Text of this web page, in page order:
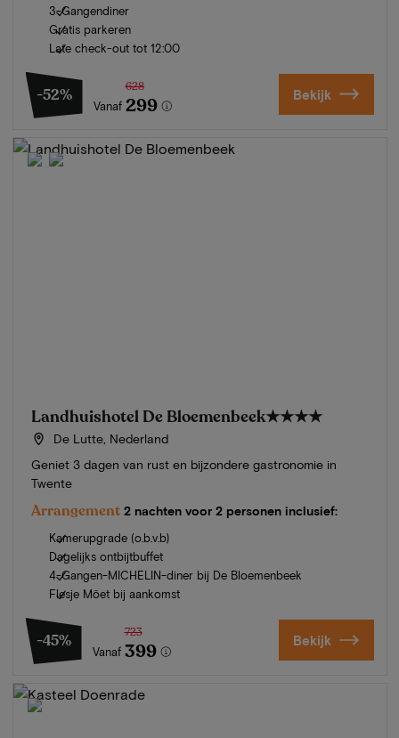
3-Gangendiner
Gratis parkeren
Late check-out tot 12:00
-52%
Vanaf
628
299 Bekijk
Landhuishotel De Bloemenbeek★★★★
De Lutte, Nederland
Geniet 3 dagen van rust en bijzondere gastronomie in
Twente
Arrangement 2 nachten voor 2 personen inclusief:
Kamerupgrade (o.b.v.b)
Dagelijks ontbijtbuffet
4-Gangen-MICHELIN-diner bij De Bloemenbeek
Flesje Möet bij aankomst
-45%
Vanaf
723
399 Bekijk